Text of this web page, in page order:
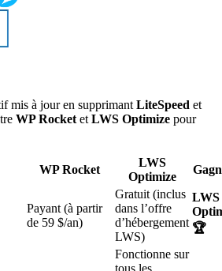
mis à jour en supprimant LiteSpeed et
WP Rocket et LWS Optimize pour
WP Rocket
LWS
Optimize
Payant (à partir
de 59 $/an)
Gratuit (inclus
dans l’offre
d’hébergement
LWS)
LWS
🏆
Fonctionne sur
tous les